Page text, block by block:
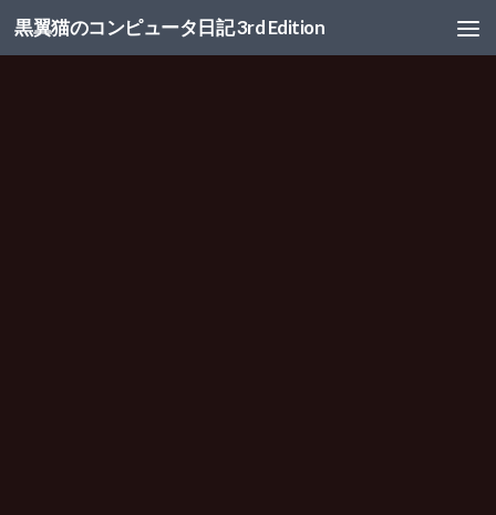
コンテンツへスキップ
黒翼猫のコンピュータ日記 3rd Edition